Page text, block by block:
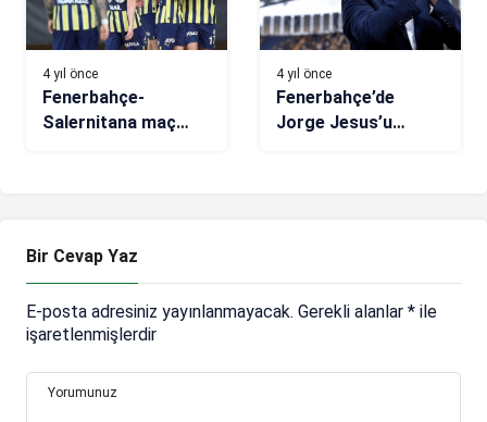
4 yıl önce
Fenerbahçe-
Salernitana maç
4 yıl önce
Fenerbahçe’de
Jorge Jesus’u
Bir Cevap Yaz
E-posta adresiniz yayınlanmayacak. Gerekli alanlar * ile
işaretlenmişlerdir
Yorumunuz